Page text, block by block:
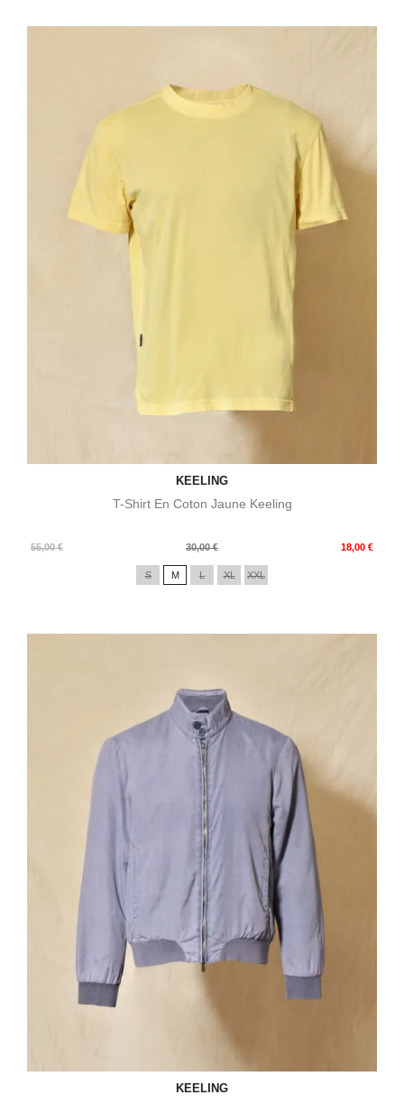
KEELING
T-Shirt En Coton Jaune Keeling
55,00 €
Prix
30,00 € 18,00 €
Prix
S M L XL XXL
KEELING